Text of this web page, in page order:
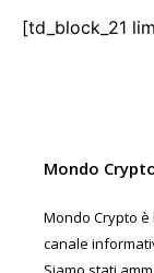
[td_block_21
Mondo
Mondo Crypto
canale